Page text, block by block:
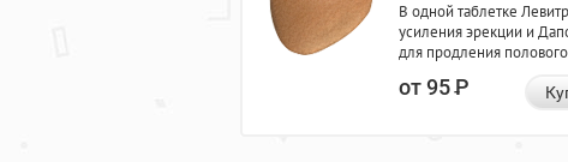
В одной таблетке
усиления эрекции и
для продления полового
от 95Р